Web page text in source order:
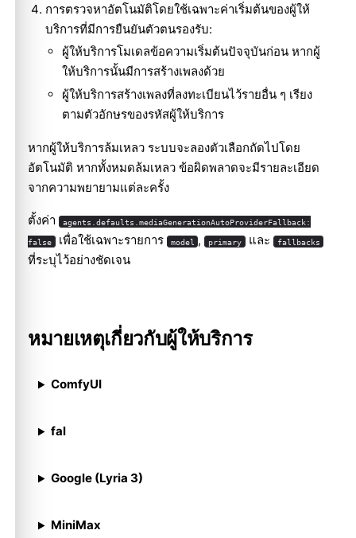
การตรวจหาอัตโนมัติโดยใช้เฉพาะค่าเริ่มต้นของผู้ให้
บริการที่มีการยืนยันตัวตนรองรับ:
ผู้ให้บริการโมเดลข้อความเริ่มต้นปัจจุบันก่อน หากผู้
ให้บริการนั้นมีการสร้างเพลงด้วย
ผู้ให้บริการสร้างเพลงที่ลงทะเบียนไว้รายอื่น ๆ เรียง
ตามตัวอักษรของรหัสผู้ให้บริการ
หากผู้ให้บริการล้มเหลว ระบบจะลองตัวเลือกถัดไปโดย
อัตโนมัติ หากทั้งหมดล้มเหลว ข้อผิดพลาดจะมีรายละเอียด
จากความพยายามแต่ละครั้ง
ตั้งค่า agents.defaults.mediaGenerationAutoProviderFallback:
false เพื่อใช้เฉพาะรายการ model , primary และ fallbacks
ที่ระบุไว้อย่างชัดเจน
หมายเหตุเกี่ยวกับผู้ให้บริการ
ComfyUI
fal
Google (Lyria 3)
MiniMax